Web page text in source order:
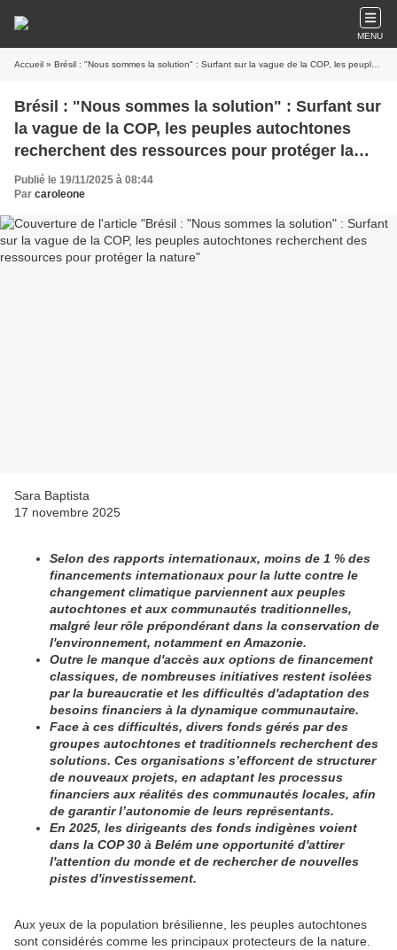
MENU
Accueil » Brésil : "Nous sommes la solution" : Surfant sur la vague de la COP, les peuples autochtones recherchent des ressources pour protéger la nature
Brésil : "Nous sommes la solution" : Surfant sur
la vague de la COP, les peuples autochtones
recherchent des ressources pour protéger la
nature
Publié le 19/11/2025 à 08:44
Par caroleone
Sara Baptista
17 novembre 2025
Selon des rapports internationaux, moins de 1 % des
financements internationaux pour la lutte contre le
changement climatique parviennent aux peuples
autochtones et aux communautés traditionnelles,
malgré leur rôle prépondérant dans la conservation de
l'environnement, notamment en Amazonie.
Outre le manque d'accès aux options de financement
classiques, de nombreuses initiatives restent isolées
par la bureaucratie et les difficultés d'adaptation des
besoins financiers à la dynamique communautaire.
Face à ces difficultés, divers fonds gérés par des
groupes autochtones et traditionnels recherchent des
solutions. Ces organisations s’efforcent de structurer
de nouveaux projets, en adaptant les processus
financiers aux réalités des communautés locales, afin
de garantir l’autonomie de leurs représentants.
En 2025, les dirigeants des fonds indigènes voient
dans la COP 30 à Belém une opportunité d'attirer
l'attention du monde et de rechercher de nouvelles
pistes d'investissement.
Aux yeux de la population brésilienne, les peuples autochtones
sont considérés comme les principaux protecteurs de la nature.